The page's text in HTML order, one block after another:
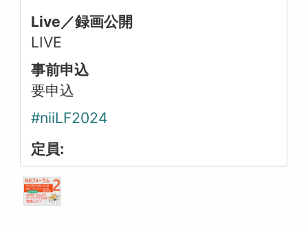
Live／録画公開
LIVE
事前申込
要申込
#niiLF2024
定員: